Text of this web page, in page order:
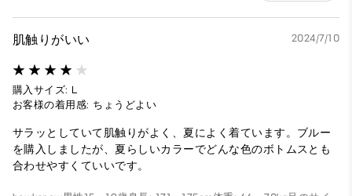
肌触りがいい 2024/7/10
購入サイズ: L
お客様の着用感: ちょうどよい
サラッとしていて肌触りがよく、夏によく着ています。ブルー
を購入しましたが、夏らしいカラーでどんな色のボトムスとも
合わせやすくていいです。